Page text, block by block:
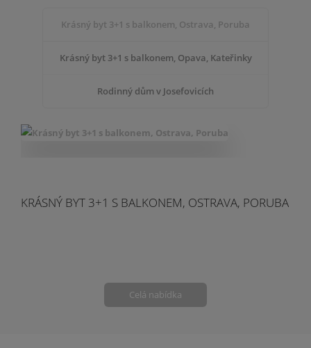
Krásný byt 3+1 s balkonem, Ostrava, Poruba
Krásný byt 3+1 s balkonem, Opava, Kateřinky
Rodinný dům v Josefovicích
KRÁSNÝ BYT 3+1 S BALKONEM, OSTRAVA, PORUBA
Celá nabídka